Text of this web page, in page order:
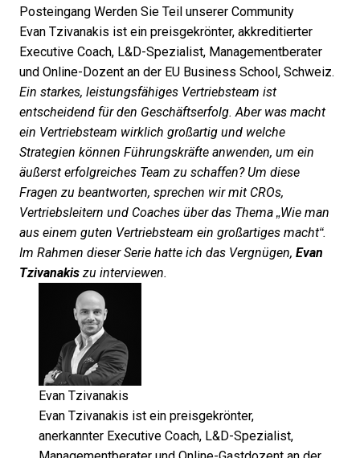
Posteingang Werden Sie Teil unserer Community
Evan Tzivanakis ist ein preisgekrönter, akkreditierter
Executive Coach, L&D-Spezialist, Managementberater
und Online-Dozent an der EU Business School, Schweiz.
Ein starkes, leistungsfähiges Vertriebsteam ist
entscheidend für den Geschäftserfolg. Aber was macht
ein Vertriebsteam wirklich großartig und welche
Strategien können Führungskräfte anwenden, um ein
äußerst erfolgreiches Team zu schaffen? Um diese
Fragen zu beantworten, sprechen wir mit CROs,
Vertriebsleitern und Coaches über das Thema „Wie man
aus einem guten Vertriebsteam ein großartiges macht“.
Im Rahmen dieser Serie hatte ich das Vergnügen, Evan
Tzivanakis zu interviewen.
Evan Tzivanakis
Evan Tzivanakis ist ein preisgekrönter,
anerkannter Executive Coach, L&D-Spezialist,